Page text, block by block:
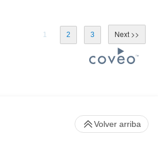
1 2 3
Volver arriba